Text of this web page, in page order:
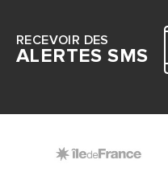
RECEVOIR DES
ALERTES SMS